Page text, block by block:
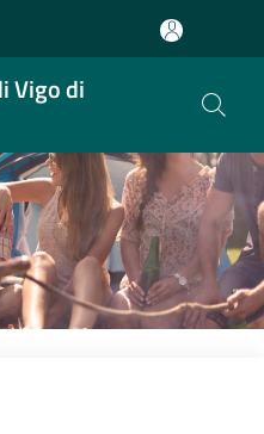
Vigo di